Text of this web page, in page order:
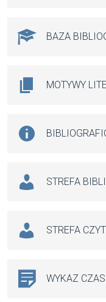
BAZA
MOTYWY
STREFA
STREFA
WYKAZ